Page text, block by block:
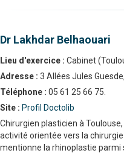
Dr Lakhdar Belhaouari
Lieu d'exercice : Cabinet
Adresse : 3 Allées Jules
Téléphone : 05 61 25 66 75.
Site : Profil Doctolib
Chirurgien plasticien à
activité orientée vers la
mentionne la rhinoplastie parmi